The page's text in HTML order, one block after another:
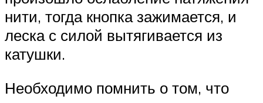
нити, тогда кнопка зажимается, и
леска с силой вытягивается из
катушки.
Необходимо помнить о том, что